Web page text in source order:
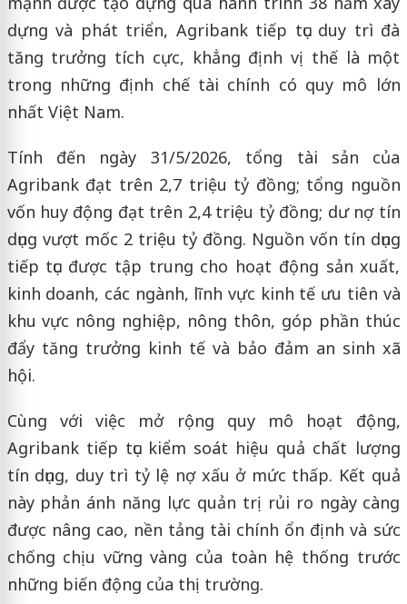
dựng và phát triển, Agribank tiếp tục duy trì đà
tăng trưởng tích cực, khẳng định vị thế là một
trong những định chế tài chính có quy mô lớn
nhất Việt Nam.
Tính đến ngày 31/5/2026, tổng tài sản của
Agribank đạt trên 2,7 triệu tỷ đồng; tổng nguồn
vốn huy động đạt trên 2,4 triệu tỷ đồng; dư nợ tín
dụng vượt mốc 2 triệu tỷ đồng. Nguồn vốn tín dụng
tiếp tục được tập trung cho hoạt động sản xuất,
kinh doanh, các ngành, lĩnh vực kinh tế ưu tiên và
khu vực nông nghiệp, nông thôn, góp phần thúc
đẩy tăng trưởng kinh tế và bảo đảm an sinh xã
hội.
Cùng với việc mở rộng quy mô hoạt động,
Agribank tiếp tục kiểm soát hiệu quả chất lượng
tín dụng, duy trì tỷ lệ nợ xấu ở mức thấp. Kết quả
này phản ánh năng lực quản trị rủi ro ngày càng
được nâng cao, nền tảng tài chính ổn định và sức
chống chịu vững vàng của toàn hệ thống trước
những biến động của thị trường.